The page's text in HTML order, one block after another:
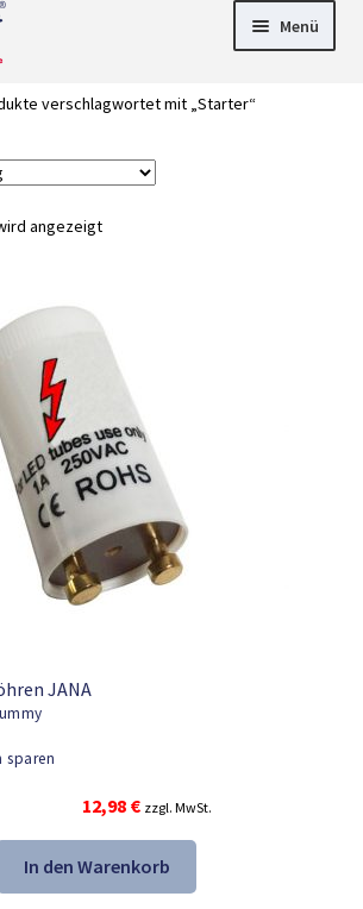
Menü
►
verschlagwortet mit „Starter“
angezeigt
JANA
sparen
Ursprünglicher
Preis
war:
19,64 €
12,98 €Aktueller
Preis
ist:
12,98 €.
zzgl. MwSt.
In den Warenkorb